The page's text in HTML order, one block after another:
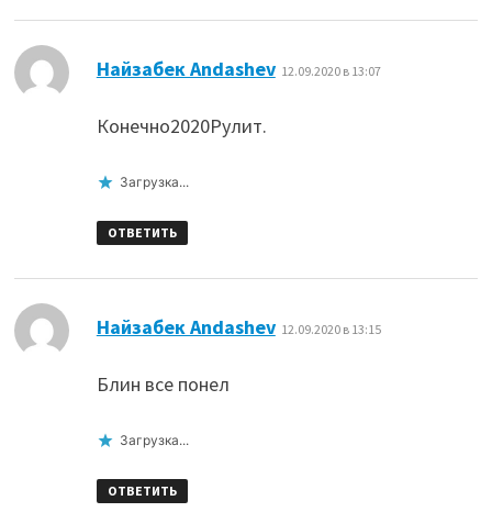
Найзабек Andashev: 12.09.2020 в 13:07
Конечно2020Рулит.
Загрузка...
ОТВЕТИТЬ
Найзабек Andashev: 12.09.2020 в 13:15
Блин все понел
Загрузка...
ОТВЕТИТЬ